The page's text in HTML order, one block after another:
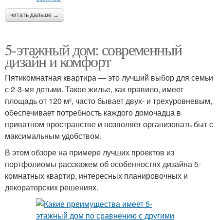
читать дальше →
5-этажный дом: современный
дизайн и комфорт
Пятикомнатная квартира — это лучший выбор для семьи
с 2-3-мя детьми. Такое жилье, как правило, имеет
площадь от 120 м², часто бывает двух- и трехуровневым,
обеспечивает потребность каждого домочадца в
приватном пространстве и позволяет организовать быт с
максимальным удобством.
В этом обзоре на примере лучших проектов из
портфолиомы расскажем об особенностях дизайна 5-
комнатных квартир, интересных планировочных и
декораторских решениях.